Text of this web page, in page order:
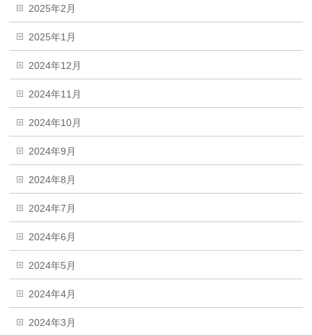
2025年2月
2025年1月
2024年12月
2024年11月
2024年10月
2024年9月
2024年8月
2024年7月
2024年6月
2024年5月
2024年4月
2024年3月